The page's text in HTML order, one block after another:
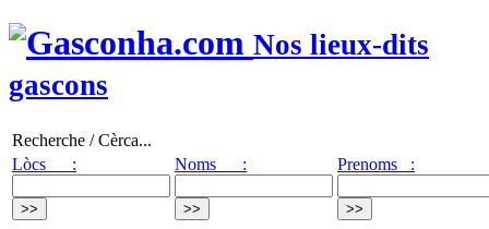
Nos lieux-dits
gascons
Recherche / Cèrca...
Lòcs :
Noms : Prenoms :